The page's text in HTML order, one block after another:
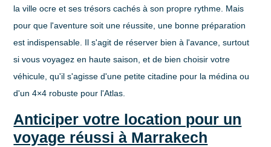
la ville ocre et ses trésors cachés à son propre rythme. Mais
pour que l'aventure soit une réussite, une bonne préparation
est indispensable. Il s'agit de réserver bien à l'avance , surtout
si vous voyagez en haute saison, et de bien choisir votre
véhicule, qu'il s'agisse d'une petite citadine pour la médina ou
d'un 4×4 robuste pour l'Atlas.
Anticiper votre location pour un
voyage réussi à Marrakech